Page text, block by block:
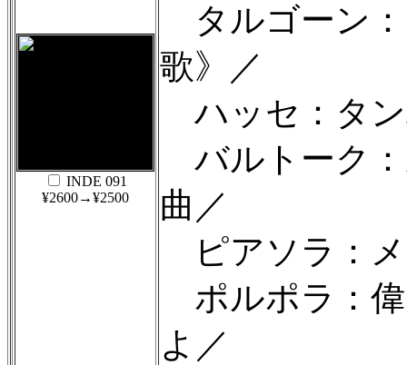
INDE 091
¥2600→¥2500
タルゴーン
歌》／
ハッセ：タ
バルトーク
曲／
ピアソラ：
ポルポラ：
よ／